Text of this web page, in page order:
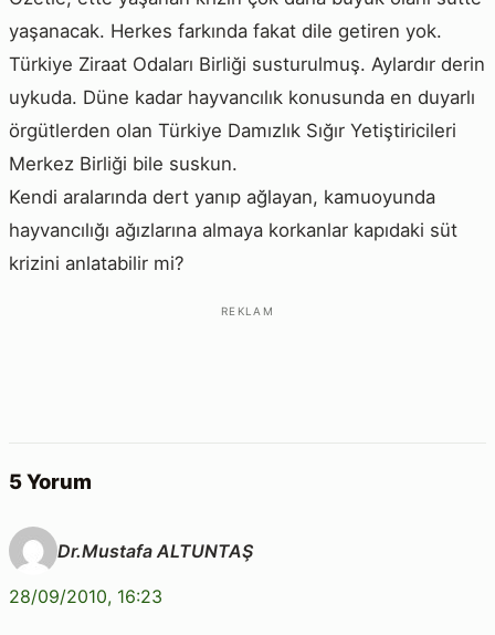
yaşanacak. Herkes farkında fakat dile getiren yok.
Türkiye Ziraat Odaları Birliği susturulmuş. Aylardır derin
uykuda. Düne kadar hayvancılık konusunda en duyarlı
örgütlerden olan Türkiye Damızlık Sığır Yetiştiricileri
Merkez Birliği bile suskun.
Kendi aralarında dert yanıp ağlayan, kamuoyunda
hayvancılığı ağızlarına almaya korkanlar kapıdaki süt
krizini anlatabilir mi?
REKLAM
5 Yorum
Dr.Mustafa ALTUNTAŞ
28/09/2010, 16:23